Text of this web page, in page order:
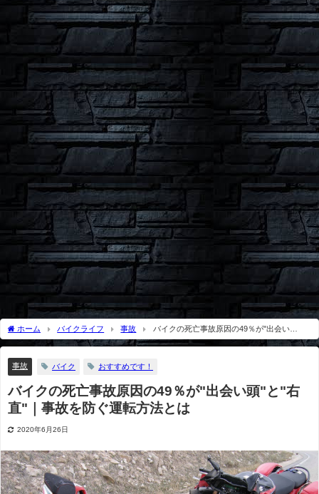
ホーム バイクライフ 事故
バイクの死亡事故原因の49％が"出会い
頭"と"右直"｜事故を防ぐ運転方法とは
事故 バイク おすすめです！
バイクの死亡事故原因の49％が"出会い頭"と"右
直"｜事故を防ぐ運転方法とは
2020年6月26日